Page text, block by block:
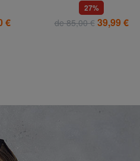
€
27%
de 85,00 € 39,99 €